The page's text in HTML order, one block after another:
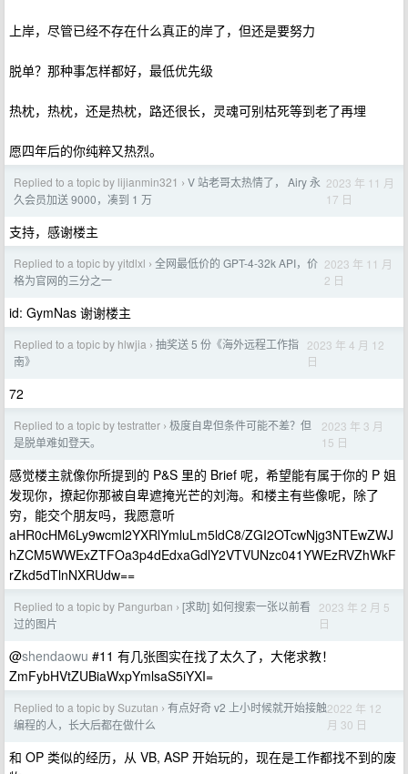
上岸，尽管已经不存在什么真正的岸了，但还是要努力
脱单？那种事怎样都好，最低优先级
热枕，热枕，还是热枕，路还很长，灵魂可别枯死等到老了再埋
愿四年后的你纯粹又热烈。
Replied to a topic by lijianmin321 › V 站老哥太热情了， Airy 永
久会员加送 9000，凑到 1 万
2023 年 11 月
17 日
支持，感谢楼主
Replied to a topic by yitdlxl › 全网最低价的 GPT-4-32k API，价
格为官网的三分之一
2023 年 11 月
2 日
id: GymNas 谢谢楼主
Replied to a topic by hlwjia › 抽奖送 5 份《海外远程工作指
南》
2023 年 4 月 12
日
72
Replied to a topic by testratter › 极度自卑但条件可能不差？但
是脱单难如登天。
2023 年 3 月
15 日
感觉楼主就像你所提到的 P&S 里的 Brief 呢，希望能有属于你的 P 姐
发现你，撩起你那被自卑遮掩光芒的刘海。和楼主有些像呢，除了
穷，能交个朋友吗，我愿意听
aHR0cHM6Ly9wcml2YXRlYmluLm5ldC8/ZGI2OTcwNjg3NTEwZWJ
hZCM5WWExZTFOa3p4dEdxaGdlY2VTVUNzc041YWEzRVZhWkF
rZkd5dTlnNXRUdw==
Replied to a topic by Pangurban › [求助] 如何搜索一张以前看
过的图片
2023 年 2 月 5
日
@shendaowu #11 有几张图实在找了太久了，大佬求教！
ZmFybHVtZUBiaWxpYmlsaS5iYXI=
Replied to a topic by Suzutan › 有点好奇 v2 上小时候就开始接触
编程的人，长大后都在做什么
2022 年 12
月 30 日
和 OP 类似的经历，从 VB, ASP 开始玩的，现在是工作都找不到的废